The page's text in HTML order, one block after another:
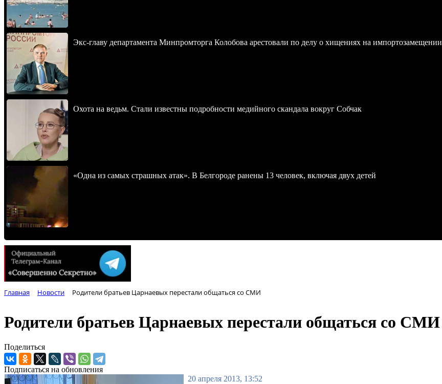
Экс-главу департамента Минпромторга Колобова арестовали по делу о хищениях на импортозамещении
Охота на ведьм. Стали известны подробности медийного скандала вокруг Собчак
«Одна из самых страшных атак». В Белгороде ранены 13 человек, включая двух детей
Главная Новости Родители братьев Царнаевых перестали общаться со СМИ
Родители братьев Царнаевых перестали общаться со СМИ
Поделиться
Подписаться на обновления
20 апреля 2013, 13:52